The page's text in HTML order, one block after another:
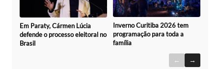
Em Paraty, Cármen Lúcia
defende o processo eleitoral no
Brasil
Inverno Curitiba 2026 tem
programação para toda a
família
← →